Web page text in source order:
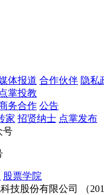
体报道 合作伙伴 隐私
点掌投教
务合作 公告
家 招贤纳士 点掌发布
股票学院
技股份有限公司 （